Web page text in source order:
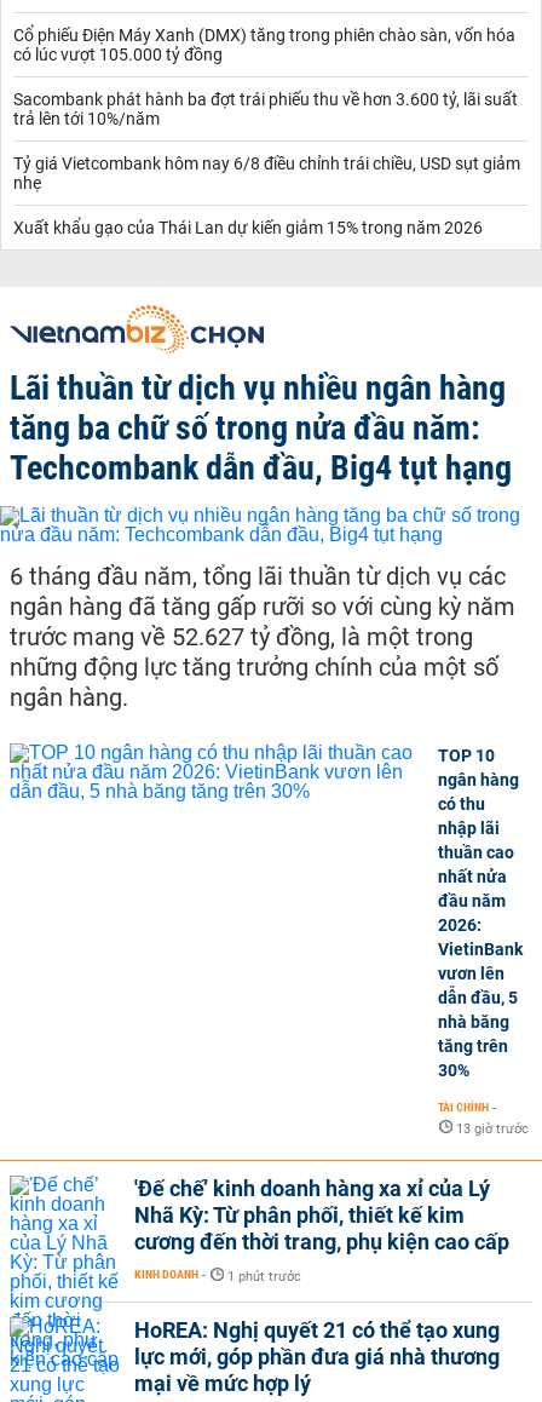
Cổ phiếu Điện Máy Xanh (DMX) tăng trong phiên chào sàn, vốn hóa
có lúc vượt 105.000 tỷ đồng
Sacombank phát hành ba đợt trái phiếu thu về hơn 3.600 tỷ, lãi suất
trả lên tới 10%/năm
Tỷ giá Vietcombank hôm nay 6/8 điều chỉnh trái chiều, USD sụt giảm
nhẹ
Xuất khẩu gạo của Thái Lan dự kiến giảm 15% trong năm 2026
Lãi thuần từ dịch vụ nhiều ngân hàng
tăng ba chữ số trong nửa đầu năm:
Techcombank dẫn đầu, Big4 tụt hạng
6 tháng đầu năm, tổng lãi thuần từ dịch vụ các
ngân hàng đã tăng gấp rưỡi so với cùng kỳ năm
trước mang về 52.627 tỷ đồng, là một trong
những động lực tăng trưởng chính của một số
ngân hàng.
TOP 10
ngân hàng
có thu
nhập lãi
thuần cao
nhất nửa
đầu năm
2026:
VietinBank
vươn lên
dẫn đầu, 5
nhà băng
tăng trên
30%
TÀI CHÍNH -
13 giờ trước
'Đế chế’ kinh doanh hàng xa xỉ của Lý
Nhã Kỳ: Từ phân phối, thiết kế kim
cương đến thời trang, phụ kiện cao cấp
KINH DOANH - 1 phút trước
HoREA: Nghị quyết 21 có thể tạo xung
lực mới, góp phần đưa giá nhà thương
mại về mức hợp lý